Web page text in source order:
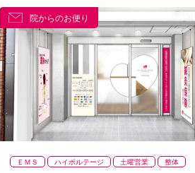
院からのお便り
ＥＭＳ ハイボルテージ 土曜営業
整体